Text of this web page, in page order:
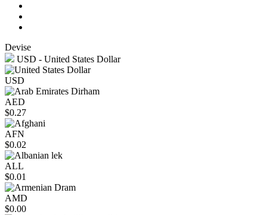
Devise
USD - United States Dollar
USD
AED
$0.27
AFN
$0.02
ALL
$0.01
AMD
$0.00